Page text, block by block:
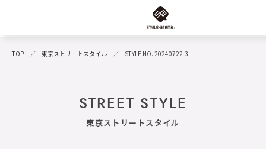
TOP 東京ストリートスタイル STYLE NO. 20240722-3
STREET STYLE
東京ストリートスタイル